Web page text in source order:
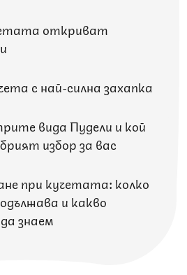
откриват
с най-силна захапка
вида Пудели и кой
избор за вас
при кучетата: колко
и какво
знаем